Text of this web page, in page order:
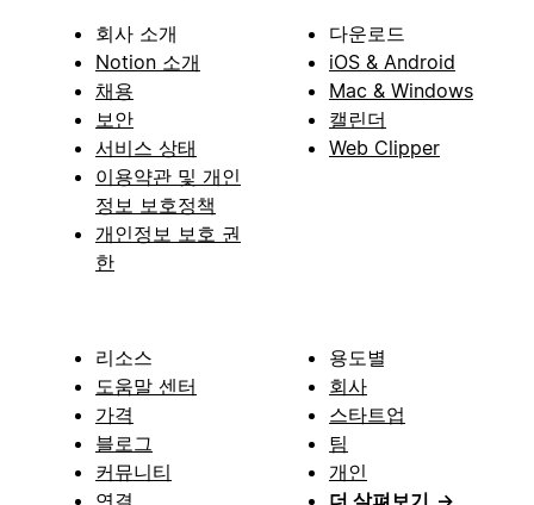
회사 소개
Notion 소개
채용
보안
서비스 상태
이용약관 및 개인
정보 보호정책
개인정보 보호 권
한
다운로드
iOS & Android
Mac & Windows
캘린더
Web Clipper
리소스
도움말 센터
가격
블로그
커뮤니티
용도별
회사
스타트업
팀
개인